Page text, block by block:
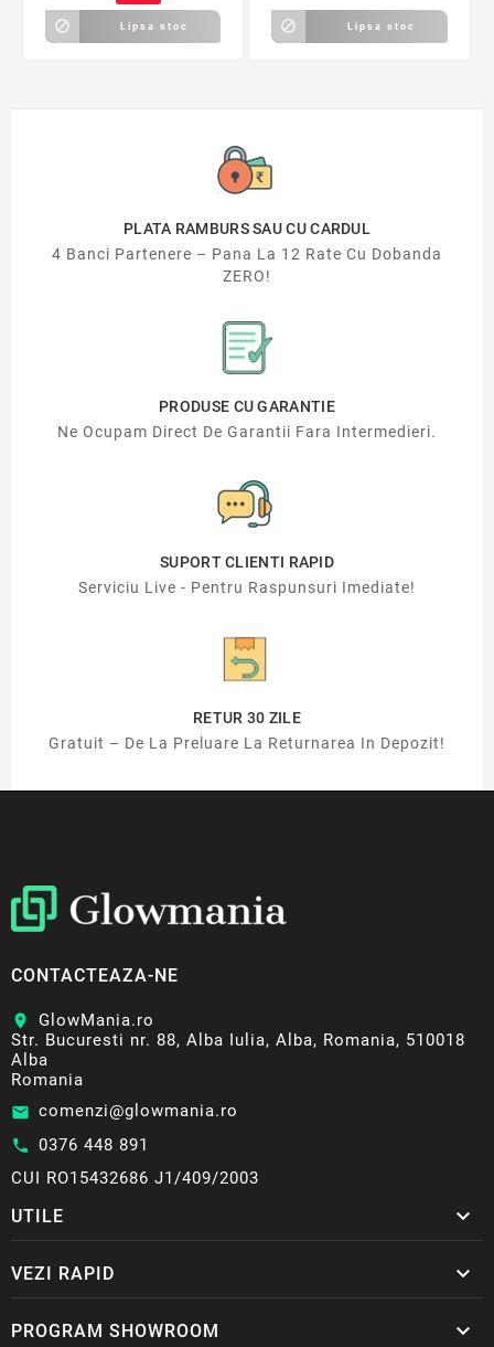
 Lipsa stoc  Lipsa stoc
PLATA RAMBURS SAU CU CARDUL
4 Banci Partenere – Pana La 12 Rate Cu Dobanda
ZERO!
PRODUSE CU GARANTIE
Ne Ocupam Direct De Garantii Fara Intermedieri.
SUPORT CLIENTI RAPID
Serviciu Live - Pentru Raspunsuri Imediate!
RETUR 30 ZILE
Gratuit – De La Preluare La Returnarea In Depozit!
CONTACTEAZA-NE
location_on
GlowMania.ro
Str. Bucuresti nr. 88, Alba Iulia, Alba, Romania, 510018
Alba
Romania
email comenzi@glowmania.ro
call 0376 448 891
CUI RO15432686 J1/409/2003
UTILE 
VEZI RAPID 
PROGRAM SHOWROOM 